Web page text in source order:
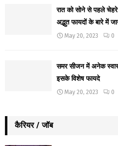
रात को सोने से पहले
अद्भुत फायदों के बारे में
May 20, 2023 0
समर सीजन में अनेक
इसके विशेष फायदे
May 20, 2023 0
कैरियर / जॉब